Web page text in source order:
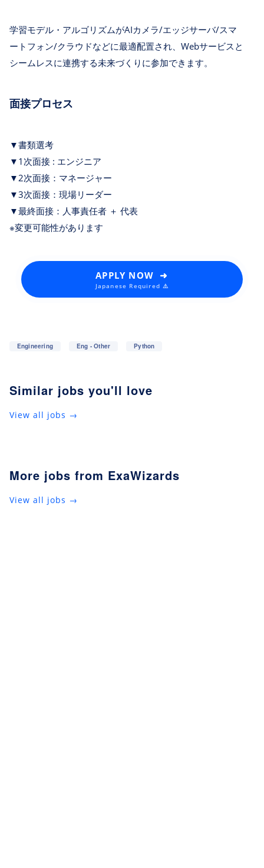
学習モデル・アルゴリズムがAIカメラ/エッジサーバ/スマ
ートフォン/クラウドなどに最適配置され、Webサービスと
シームレスに連携する未来づくりに参加できます。
面接プロセス
▼書類選考
▼1次面接 : エンジニア
▼2次面接：マネージャー
▼3次面接：現場リーダー
▼最終面接：人事責任者 ＋ 代表
※変更可能性があります
APPLY NOW ➜
Japanese Required ⚠️
Engineering Eng - Other Python
Similar jobs you'll love
View all jobs →
More jobs from ExaWizards
View all jobs →